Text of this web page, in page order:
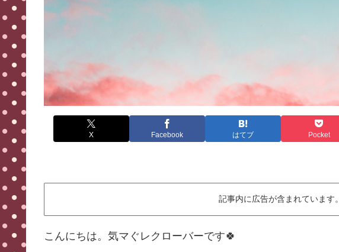
X Facebook はてブ Pocket
記事内に広告が含まれています。
こんにちは。気マぐレクローバーです🍀